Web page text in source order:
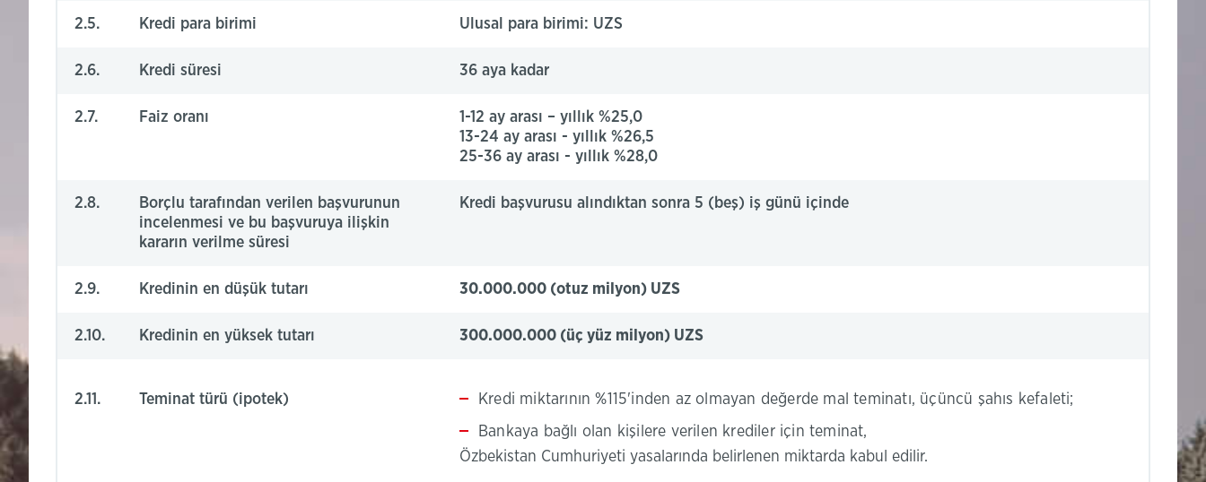
2.5. Kredi para birimi Ulusal para birimi: UZS
2.6. Kredi süresi 36 aya kadar
2.7. Faiz oranı
1-12 ay arası – yıllık %25,0
13-24 ay arası - yıllık %26,5
25-36 ay arası - yıllık %28,0
2.8.
Borçlu tarafından verilen başvurunun
incelenmesi ve bu başvuruya ilişkin
kararın verilme süresi
Kredi başvurusu alındıktan sonra 5 (beş) iş günü içinde
2.9. Kredinin en düşük tutarı 30.000.000 (otuz milyon) UZS
2.10. Kredinin en yüksek tutarı 300.000.000 (üç yüz milyon) UZS
2.11. Teminat türü (ipotek)
Kredi miktarının %115'inden az olmayan değerde mal teminatı, üçüncü şahıs kefaleti;
Bankaya bağlı olan kişilere verilen krediler için teminat,
Özbekistan Cumhuriyeti yasalarında belirlenen miktarda kabul edilir.